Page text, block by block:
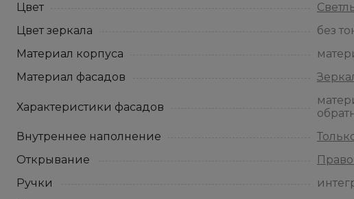
Цвет
Цвет зеркала
без
Материал корпуса
Материал фасадов
Характеристики фасадов
Внутреннее наполнение
Открывание
Ручки